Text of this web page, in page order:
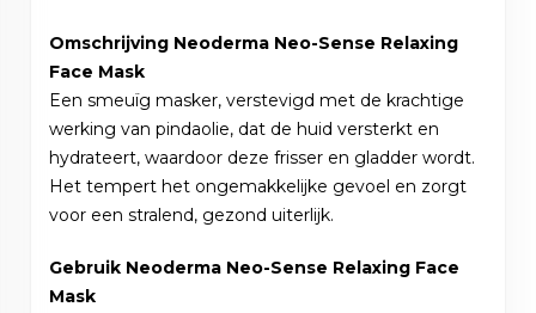
Omschrijving Neoderma Neo-Sense Relaxing
Face Mask
Een smeuïg masker, verstevigd met de krachtige
werking van pindaolie, dat de huid versterkt en
hydrateert, waardoor deze frisser en gladder wordt.
Het tempert het ongemakkelijke gevoel en zorgt
voor een stralend, gezond uiterlijk.
Gebruik Neoderma Neo-Sense Relaxing Face
Mask